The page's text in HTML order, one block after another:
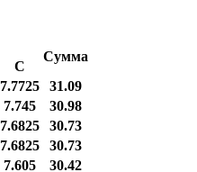
Сумма
С
7.7725
31.09
7.745
30.98
7.6825
30.73
7.6825
30.73
7.605
30.42